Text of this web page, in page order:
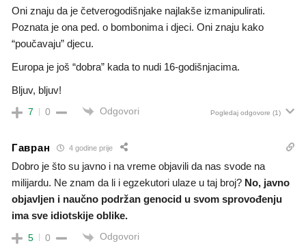
Oni znaju da je četverogodišnjake najlakše izmanipulirati.
Poznata je ona ped. o bombonima i djeci. Oni znaju kako
“poučavaju” djecu.
Europa je još “dobra” kada to nudi 16-godišnjacima.
Bljuv, bljuv!
7 0 Odgovori Pogledaj odgovore (1)
Гавран 4 godine prije
Dobro je što su javno i na vreme objavili da nas svode na
milijardu. Ne znam da li i egzekutori ulaze u taj broj? No, јavno
objavljen i naučno podržan genocid u svom sprovođenju
ima sve idiotskije oblike.
5 0 Odgovori